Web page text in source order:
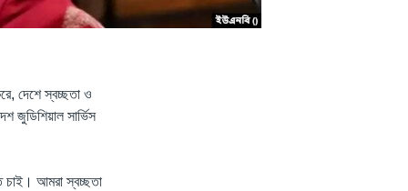
দেশে স্বচ্ছতা ও
জুডিশিয়াল সার্ভিস
চাই। আমরা স্বচ্ছতা